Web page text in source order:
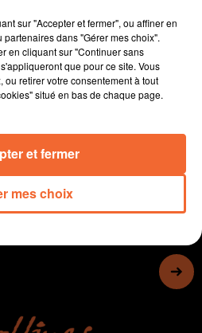
avant de se
Chamois samedi soir face au
invaincus en 6 rencontres.
samedi soir face à Roanne.
sur "Accepter et fermer", ou affiner en
dans "Gérer mes choix".
en cliquant sur "Continuer sans
que pour ce site. Vous
ou retirer votre consentement à tout
situé en bas de chaque page.
mes choix
et fermer